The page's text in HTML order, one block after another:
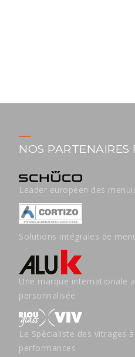
NOS PARTENAIRES
Leader européen des
Solutions intégrales de
Une marque internationale
personnalisée
Le Spécialiste des vitrages
performances